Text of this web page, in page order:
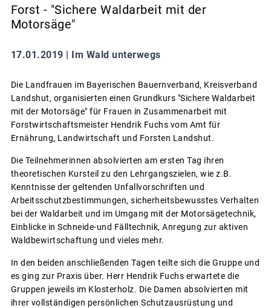
Forst - "Sichere Waldarbeit mit der
Motorsäge"
17.01.2019 | Im Wald unterwegs
Die Landfrauen im Bayerischen Bauernverband, Kreisverband
Landshut, organisierten einen Grundkurs "Sichere Waldarbeit
mit der Motorsäge" für Frauen in Zusammenarbeit mit
Forstwirtschaftsmeister Hendrik Fuchs vom Amt für
Ernährung, Landwirtschaft und Forsten Landshut.
Die Teilnehmerinnen absolvierten am ersten Tag ihren
theoretischen Kursteil zu den Lehrgangszielen, wie z.B.
Kenntnisse der geltenden Unfallvorschriften und
Arbeitsschutzbestimmungen, sicherheitsbewusstes Verhalten
bei der Waldarbeit und im Umgang mit der Motorsägetechnik,
Einblicke in Schneide-und Fälltechnik, Anregung zur aktiven
Waldbewirtschaftung und vieles mehr.
In den beiden anschließenden Tagen teilte sich die Gruppe und
es ging zur Praxis über. Herr Hendrik Fuchs erwartete die
Gruppen jeweils im Klosterholz. Die Damen absolvierten mit
ihrer vollständigen persönlichen Schutzausrüstung und